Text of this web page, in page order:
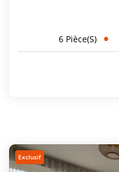
6 Pièce(s)
Exclusif